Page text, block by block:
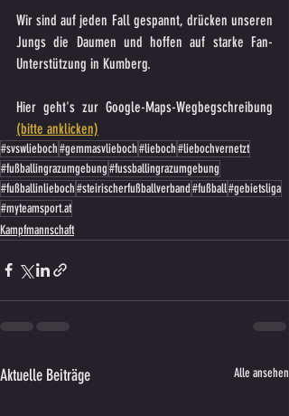
Wir sind auf jeden Fall gespannt, drücken unseren
Jungs die Daumen und hoffen auf starke Fan-
Unterstützung in Kumberg.
(bitte anklicken)
#svswlieboch#gemmasvlieboch#lieboch#liebochvernetzt
#fußballingrazumgebung#fussballingrazumgebung
#fußballinlieboch#steirischerfußballverband#fußball#gebietsliga
#myteamsport.at
Kampfmannschaft
Aktuelle Beiträge Alle ansehen